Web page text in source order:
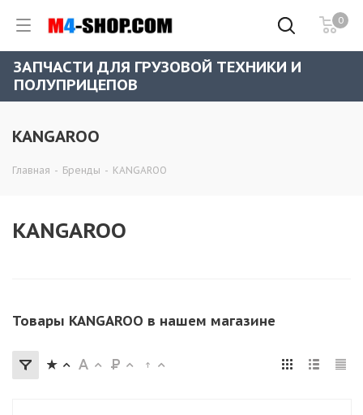
0
ЗАПЧАСТИ ДЛЯ ГРУЗОВОЙ ТЕХНИКИ И
ПОЛУПРИЦЕПОВ
KANGAROO
Главная - Бренды - KANGAROO
KANGAROO
Товары KANGAROO в нашем магазине